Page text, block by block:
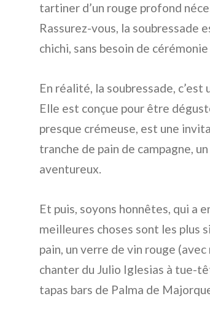
tartiner d’un rouge profond
Rassurez-vous, la soubressade
chichi, sans besoin de
En réalité, la soubressade,
Elle est conçue pour être
presque crémeuse, est une
tranche de pain de campagne,
aventureux.
Et puis, soyons honnêtes, qui a
meilleures choses sont les plus
pain, un verre de vin rouge
chanter du Julio Iglesias à tue-
tapas bars de Palma de